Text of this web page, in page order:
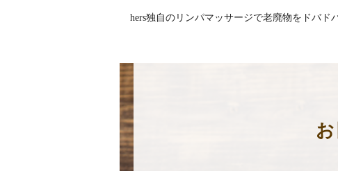
hers独自のリンパマッサージで老廃物をドバド